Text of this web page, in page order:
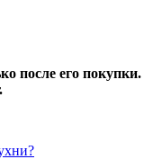
после его покупки.